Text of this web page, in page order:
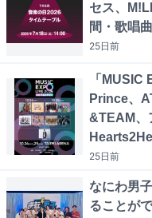
セス、
間・歌唱
25日前
「
Prince、
&TEAM、
25日前
なにわ男
ることが